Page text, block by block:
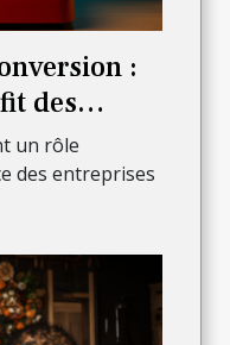
:
des
stimuler
un rôle
des entreprises